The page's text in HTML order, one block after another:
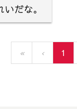
だな。
« ‹ 1